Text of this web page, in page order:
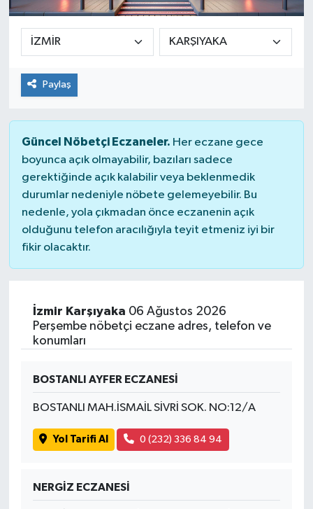
Paylaş
Güncel Nöbetçi Eczaneler. Her eczane gece
boyunca açık olmayabilir, bazıları sadece
gerektiğinde açık kalabilir veya beklenmedik
durumlar nedeniyle nöbete gelemeyebilir. Bu
nedenle, yola çıkmadan önce eczanenin açık
olduğunu telefon aracılığıyla teyit etmeniz iyi bir
fikir olacaktır.
İzmir Karşıyaka 06 Ağustos 2026
Perşembe nöbetçi eczane adres, telefon ve
konumları
BOSTANLI AYFER ECZANESİ
BOSTANLI MAH.İSMAİL SİVRİ SOK. NO:12/A
Yol Tarifi Al 0 (232) 336 84 94
NERGİZ ECZANESİ
Haber Arşivi